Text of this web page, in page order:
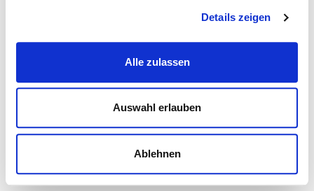
Details zeigen
Alle zulassen
Auswahl erlauben
Ablehnen